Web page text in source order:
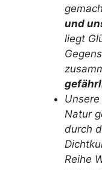
und
liegt
Natur
durch
Reihe